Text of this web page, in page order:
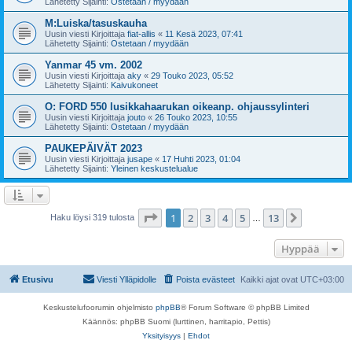
M:Luiska/tasuskauha
Uusin viesti Kirjoittaja fiat-allis « 11 Kesä 2023, 07:41
Lähetetty Sijainti: Ostetaan / myydään
Yanmar 45 vm. 2002
Uusin viesti Kirjoittaja aky « 29 Touko 2023, 05:52
Lähetetty Sijainti: Kaivukoneet
O: FORD 550 lusikkahaarukan oikeanp. ohjaussylinteri
Uusin viesti Kirjoittaja jouto « 26 Touko 2023, 10:55
Lähetetty Sijainti: Ostetaan / myydään
PAUKEPÄIVÄT 2023
Uusin viesti Kirjoittaja jusape « 17 Huhti 2023, 01:04
Lähetetty Sijainti: Yleinen keskustelualue
Haku löysi 319 tulosta Sivu /13
1 2 3 4 5 13
Hyppää
Etusivu Kaikki ajat ovat UTC+03:00
Poista evästeet
Viesti Ylläpidolle
Keskustelufoorumin ohjelmisto phpBB® Forum Software © phpBB Limited
Käännös: phpBB Suomi (lurttinen, harritapio, Pettis)
Yksityisyys | Ehdot